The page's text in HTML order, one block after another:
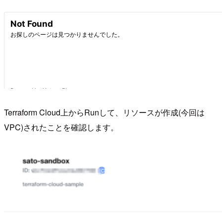
Terraform Cloud上からRunして、リソースが作成(今回は
VPC)されたことを確認します。